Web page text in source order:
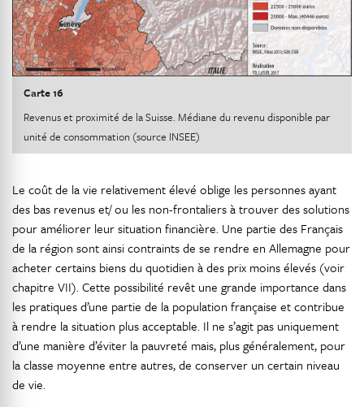
Carte 16
Revenus et proximité de la Suisse. Médiane du revenu disponible par
unité de consommation (source INSEE)
Le coût de la vie relativement élevé oblige les personnes ayant
des bas revenus et/ ou les non-frontaliers à trouver des solutions
pour améliorer leur situation financière. Une partie des Français
de la région sont ainsi contraints de se rendre en Allemagne pour
acheter certains biens du quotidien à des prix moins élevés (voir
chapitre VII). Cette possibilité revêt une grande importance dans
les pratiques d’une partie de la population française et contribue
à rendre la situation plus acceptable. Il ne s’agit pas uniquement
d’une manière d’éviter la pauvreté mais, plus généralement, pour
la classe moyenne entre autres, de conserver un certain niveau
de vie.